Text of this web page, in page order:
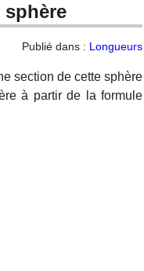
sphère
Publié dans : Longueurs
section de cette sphère
à partir de la formule